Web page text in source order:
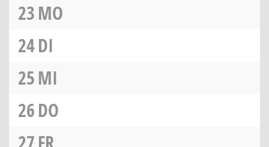
23MO
24DI
25MI
26DO